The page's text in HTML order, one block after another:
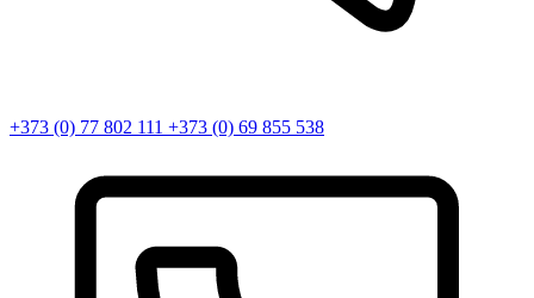
+373 (0) 77 802 111 +373 (0) 69 855 538